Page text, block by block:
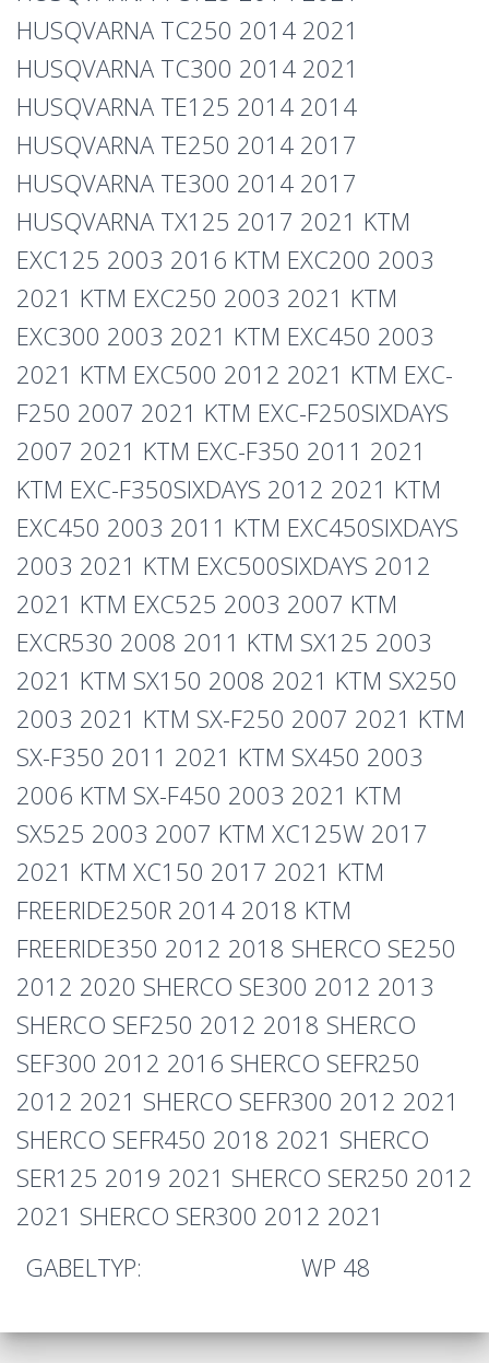
HUSQVARNA TC250 2014 2021
HUSQVARNA TC300 2014 2021
HUSQVARNA TE125 2014 2014
HUSQVARNA TE250 2014 2017
HUSQVARNA TE300 2014 2017
HUSQVARNA TX125 2017 2021 KTM
EXC125 2003 2016 KTM EXC200 2003
2021 KTM EXC250 2003 2021 KTM
EXC300 2003 2021 KTM EXC450 2003
2021 KTM EXC500 2012 2021 KTM EXC-
F250 2007 2021 KTM EXC-F250SIXDAYS
2007 2021 KTM EXC-F350 2011 2021
KTM EXC-F350SIXDAYS 2012 2021 KTM
EXC450 2003 2011 KTM EXC450SIXDAYS
2003 2021 KTM EXC500SIXDAYS 2012
2021 KTM EXC525 2003 2007 KTM
EXCR530 2008 2011 KTM SX125 2003
2021 KTM SX150 2008 2021 KTM SX250
2003 2021 KTM SX-F250 2007 2021 KTM
SX-F350 2011 2021 KTM SX450 2003
2006 KTM SX-F450 2003 2021 KTM
SX525 2003 2007 KTM XC125W 2017
2021 KTM XC150 2017 2021 KTM
FREERIDE250R 2014 2018 KTM
FREERIDE350 2012 2018 SHERCO SE250
2012 2020 SHERCO SE300 2012 2013
SHERCO SEF250 2012 2018 SHERCO
SEF300 2012 2016 SHERCO SEFR250
2012 2021 SHERCO SEFR300 2012 2021
SHERCO SEFR450 2018 2021 SHERCO
SER125 2019 2021 SHERCO SER250 2012
2021 SHERCO SER300 2012 2021
GABELTYP:
WP 48